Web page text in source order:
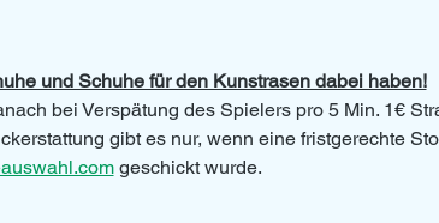
und Schuhe für den Kunstrasen dabei haben!
bei Verspätung des Spielers pro 5 Min. 1€
gibt es nur, wenn eine fristgerechte
geschickt wurde.